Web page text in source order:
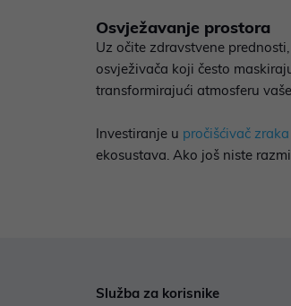
Osvježavanje prostora
Uz očite zdravstvene
osvježivača koji često
transformirajući atmosferu
Investiranje u pročišćivač zraka
ekosustava. Ako još niste
Služba za korisnike